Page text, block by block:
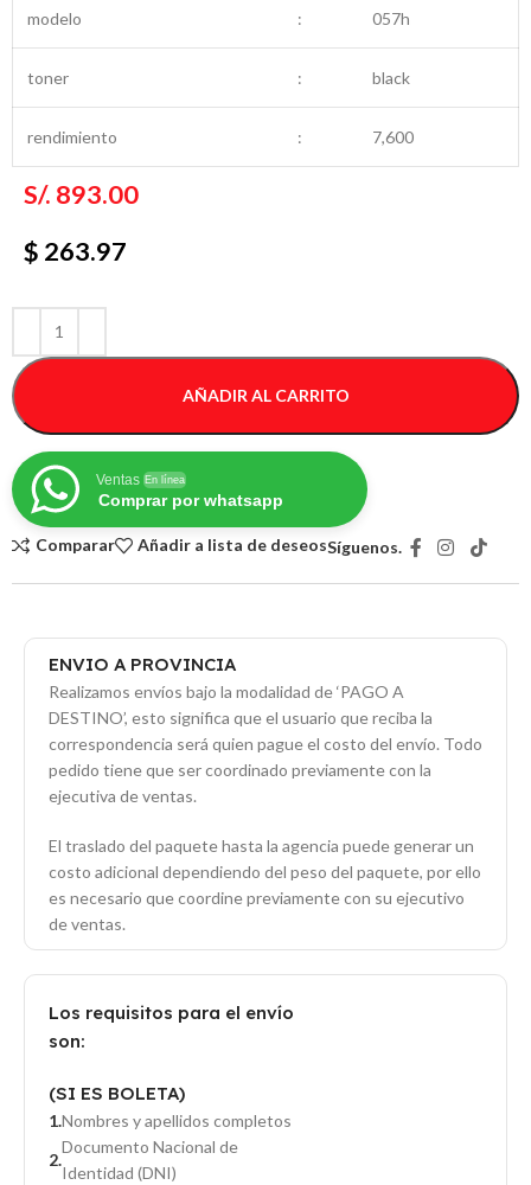
modelo : 057h
toner : black
rendimiento : 7,600
S/. 893.00
$ 263.97
AÑADIR AL CARRITO
Ventas En línea
Comprar por whatsapp
Comparar Añadir a lista de deseosSíguenos.
ENVIO A PROVINCIA
Realizamos envíos bajo la modalidad de ‘PAGO A
DESTINO’, esto significa que el usuario que reciba la
correspondencia será quien pague el costo del envío. Todo
pedido tiene que ser coordinado previamente con la
ejecutiva de ventas.
El traslado del paquete hasta la agencia puede generar un
costo adicional dependiendo del peso del paquete, por ello
es necesario que coordine previamente con su ejecutivo
de ventas.
Los requisitos para el envío
son:
(SI ES BOLETA)
Nombres y apellidos completos
Documento Nacional de
Identidad (DNI)